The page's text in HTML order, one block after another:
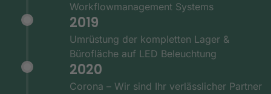
Workflowmanagement Systems
2019
Umrüstung der kompletten Lager &
Bürofläche auf LED Beleuchtung
2020
Corona – Wir sind Ihr verlässlicher Partner